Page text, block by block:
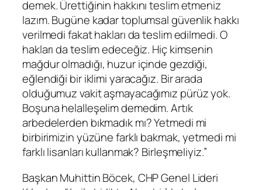
demek. Ürettiğinin hakkını teslim etmeniz
lazım. Bugüne kadar toplumsal güvenlik hakkı
verilmedi fakat hakları da teslim edilmedi. O
hakları da teslim edeceğiz. Hiç kimsenin
mağdur olmadığı, huzur içinde gezdiği,
eğlendiği bir iklimi yaracağız. Bir arada
olduğumuz vakit aşmayacağımız pürüz yok.
Boşuna helalleşelim demedim. Artık
arbedelerden bıkmadık mı? Yetmedi mi
birbirimizin yüzüne farklı bakmak, yetmedi mi
farklı lisanları kullanmak? Birleşmeliyiz.”
Başkan Muhittin Böcek, CHP Genel Lideri